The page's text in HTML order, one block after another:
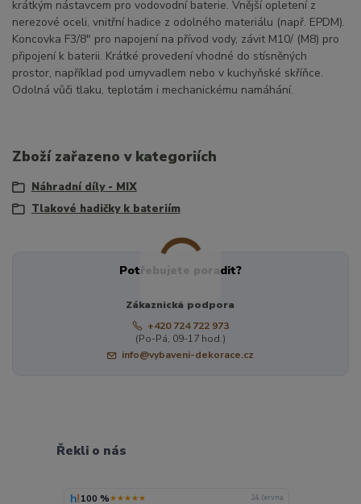
krátkým nástavcem pro vodovodní baterie. Vnější opletení z
nerezové oceli, vnitřní hadice z odolného materiálu (např. EPDM).
Koncovka F3/8" pro napojení na přívod vody, závit M10/ (M8) pro
připojení k baterii. Krátké provedení vhodné do stísněných
prostor, například pod umyvadlem nebo v kuchyňské skříňce.
Odolná vůči tlaku, teplotám i mechanickému namáhání.
Zboží zařazeno v kategoriích
Náhradní díly - MIX
Tlakové hadičky k bateriím
Potřebujete poradit?
Zákaznická podpora
+420 724 722 973
(Po-Pá, 09-17 hod.)
info@vybaveni-dekorace.cz
Řekli o nás
100 %★★★★★ 24. června